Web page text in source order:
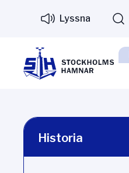
Lyssna
Historia